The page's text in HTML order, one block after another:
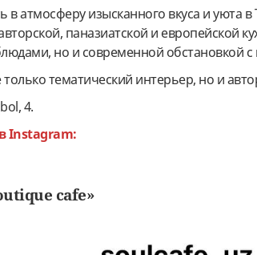
в атмосферу изысканного вкуса и уюта в
паназиатской и европейской
но и современной обстановкой с
только тематический интерьер, но и
4.
Instagram:
cafe»